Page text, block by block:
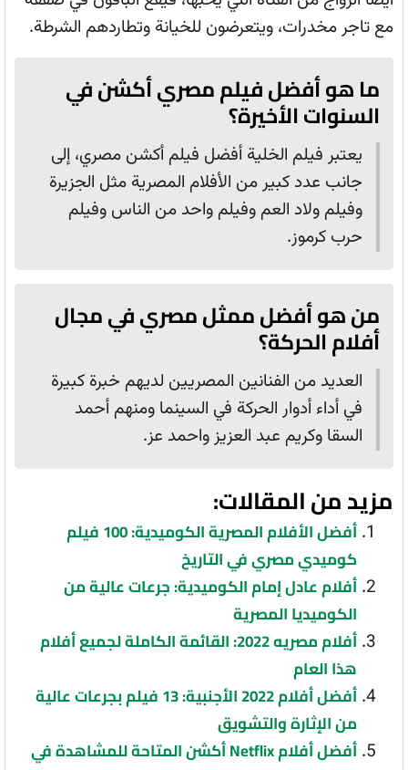
مع تاجر مخدرات، ويتعرضون للخيانة وتطاردهم الشرطة.
ما هو أفضل فيلم مصري أكشن في
السنوات الأخيرة؟
يعتبر فيلم الخلية أفضل فيلم أكشن مصري، إلى
جانب عدد كبير من الأفلام المصرية مثل الجزيرة
وفيلم ولاد العم وفيلم واحد من الناس وفيلم
حرب كرموز.
من هو أفضل ممثل مصري في مجال
أفلام الحركة؟
العديد من الفنانين المصريين لديهم خبرة كبيرة
في أداء أدوار الحركة في السينما ومنهم أحمد
السقا وكريم عبد العزيز واحمد عز.
مزيد من المقالات:
أفضل الأفلام المصرية الكوميدية: 100 فيلم
كوميدي مصري في التاريخ
أفلام عادل إمام الكوميدية: جرعات عالية من
الكوميديا المصرية
أفلام مصريه 2022: القائمة الكاملة لجميع أفلام
هذا العام
أفضل أفلام 2022 الأجنبية: 13 فيلم بجرعات عالية
من الإثارة والتشويق
أفضل أفلام Netflix أكشن المتاحة للمشاهدة في